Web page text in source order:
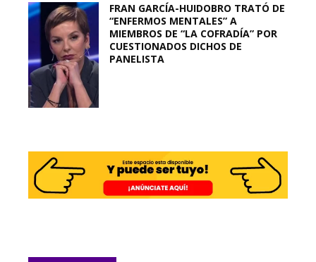
FRAN GARCÍA-HUIDOBRO TRATÓ DE
“ENFERMOS MENTALES” A
MIEMBROS DE “LA COFRADÍA” POR
CUESTIONADOS DICHOS DE
PANELISTA